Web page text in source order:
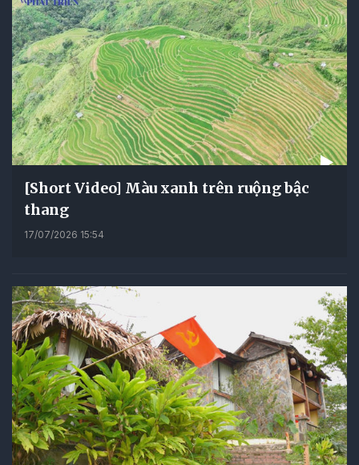
[Short Video] Màu xanh trên ruộng bậc
thang
17/07/2026 15:54